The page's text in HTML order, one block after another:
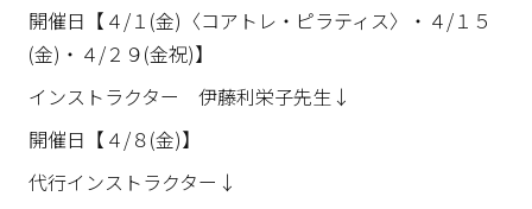
開催日【４/１(金)〈コアトレ・ピラティス〉・４/１５
(金)・４/２９(金祝)】
インストラクター 伊藤利栄子先生↓
開催日【４/８(金)】
代行インストラクター↓